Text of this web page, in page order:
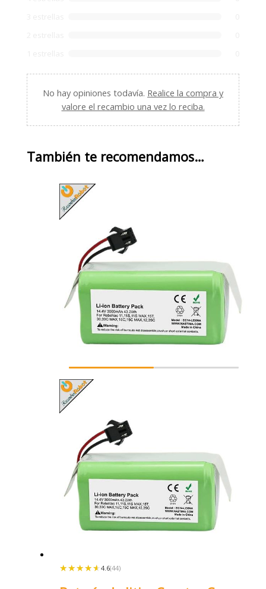
No hay opiniones todavía. Realice la compra y
valore el recambio una vez lo reciba.
También te recomendamos…
★★★★★
★★★★★ 4.6(44)